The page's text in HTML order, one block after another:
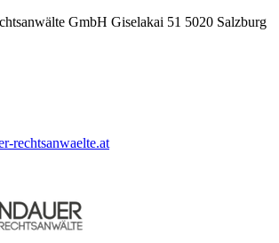
GmbH Giselakai 51 5020 Salzburg
rechtsanwaelte.at